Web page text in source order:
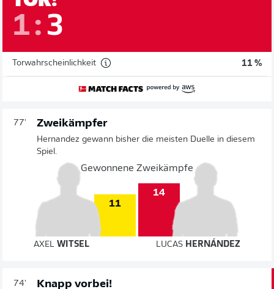
1: 3
Torwahrscheinlichkeit 11 %
77' Zweikämpfer
Hernandez gewann bisher die meisten Duelle in diesem
Spiel.
Gewonnene Zweikämpfe
11
14
AXELWITSEL LUCAS HERNÁNDEZ
74' Knapp vorbei!